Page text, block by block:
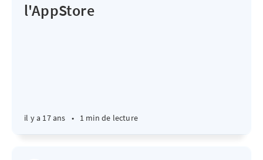
l'AppStore
il y a 17 ans • 1 min de lecture